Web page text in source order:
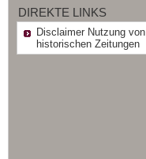
DIREKTE LINKS
Disclaimer Nutzung von
historischen Zeitungen